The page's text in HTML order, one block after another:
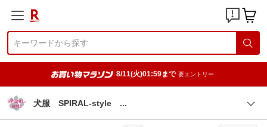
8/11(火)01:59まで 要エントリー
犬服 SPIRAL-style